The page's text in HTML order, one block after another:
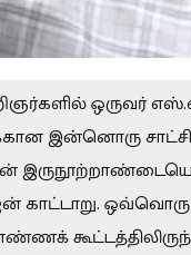
ஒருவர்
இன்னொரு
காட்டாறு.